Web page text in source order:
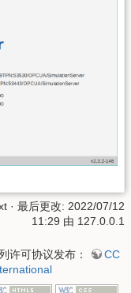
· 最后更改: 2022/07/12
11:29 由 127.0.0.1
许可协议发布：
CC